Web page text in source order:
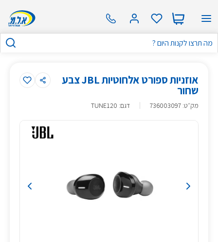
אוזניות ספורט אלחוטיות JBL צבע
שחור
מק״ט:
736003097 דגם: TUNE120